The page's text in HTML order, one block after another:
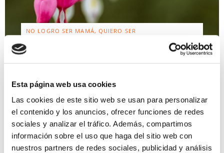
Esta página web usa cookies
Las cookies de este sitio web se usan para personalizar
el contenido y los anuncios, ofrecer funciones de redes
sociales y analizar el tráfico. Además, compartimos
información sobre el uso que haga del sitio web con
nuestros partners de redes sociales, publicidad y análisis
NO LOGRO SER MAMÁ, QUIERO SER
diagnóstico y tratamiento
Aborto recurrente: el aborto natural es la
complicación más frecuente de la gestación.
Afecta entre un 15-20% de la población general.
Afortunadamente, las pacientes que sufren el
aborto espontáneo de […]